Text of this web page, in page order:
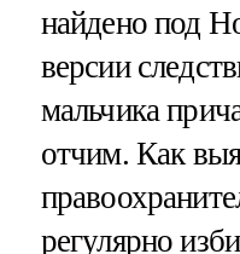
найдено под
версии
мальчика
отчим. Как
регулярно